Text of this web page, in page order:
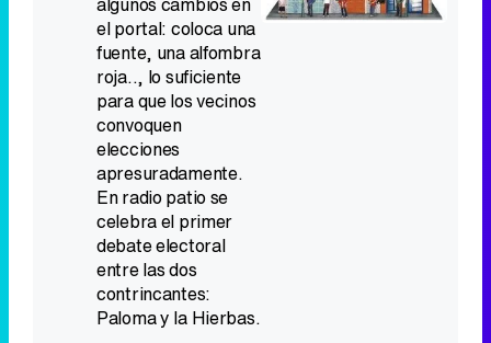
el portal: coloca una
fuente, una alfombra
roja.., lo suficiente
para que los vecinos
convoquen
elecciones
apresuradamente.
En radio patio se
celebra el primer
debate electoral
entre las dos
contrincantes:
Paloma y la Hierbas.